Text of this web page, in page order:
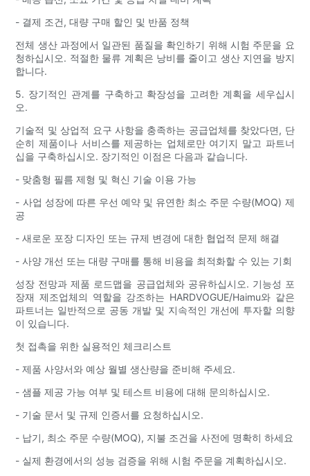
- 결제 조건, 대량 구매 할인 및 반품 정책
전체 생산 과정에서 일관된 품질을 확인하기 위해 시험 주문을 요
청하십시오. 적절한 물류 계획은 낭비를 줄이고 생산 지연을 방지
합니다.
5. 장기적인 관계를 구축하고 확장성을 고려한 계획을 세우십시
오.
기술적 및 상업적 요구 사항을 충족하는 공급업체를 찾았다면, 단
순히 제품이나 서비스를 제공하는 업체로만 여기지 말고 파트너
십을 구축하십시오. 장기적인 이점은 다음과 같습니다.
- 맞춤형 필름 제형 및 혁신 기술 이용 가능
- 사업 성장에 따른 우선 예약 및 유연한 최소 주문 수량(MOQ) 제
공
- 새로운 포장 디자인 또는 규제 변경에 대한 협업적 문제 해결
- 사양 개선 또는 대량 구매를 통해 비용을 최적화할 수 있는 기회
성장 전망과 제품 로드맵을 공급업체와 공유하십시오. 기능성 포
장재 제조업체의 역할을 강조하는 HARDVOGUE/Haimu와 같은
파트너는 일반적으로 공동 개발 및 지속적인 개선에 투자할 의향
이 있습니다.
첫 접촉을 위한 실용적인 체크리스트
- 제품 사양서와 예상 월별 생산량을 준비해 주세요.
- 샘플 제공 가능 여부 및 테스트 비용에 대해 문의하십시오.
- 기술 문서 및 규제 인증서를 요청하십시오.
- 납기, 최소 주문 수량(MOQ), 지불 조건을 사전에 명확히 하세요
- 실제 환경에서의 성능 검증을 위해 시험 주문을 계획하십시오.